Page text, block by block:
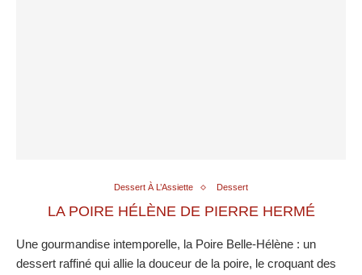
Dessert À L’Assiette Dessert
LA POIRE HÉLÈNE DE PIERRE HERMÉ
Une gourmandise intemporelle, la Poire Belle-Hélène : un
dessert raffiné qui allie la douceur de la poire, le croquant des